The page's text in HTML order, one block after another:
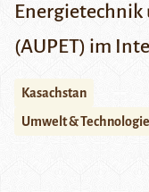
(AUPET) im
Kasachstan
Umwelt & Technologie